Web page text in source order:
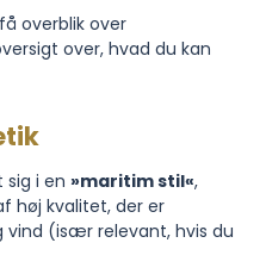
overblik over
over, hvad du kan
sig i en »maritim stil«,
høj kvalitet, der er
(især relevant, hvis du